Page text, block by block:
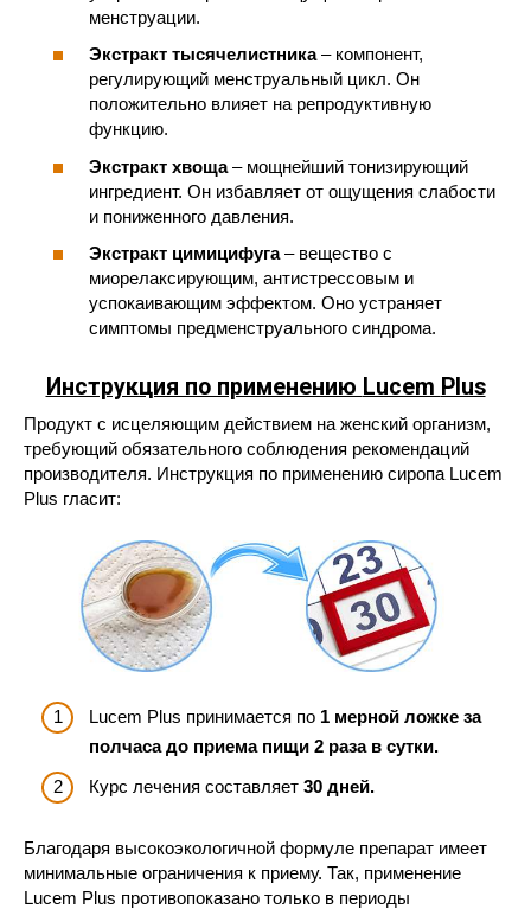
менструации.
Экстракт тысячелистника– компонент,
регулирующий менструальный цикл. Он
положительно влияет на репродуктивную
функцию.
Экстракт хвоща– мощнейший тонизирующий
ингредиент. Он избавляет от ощущения слабости
и пониженного давления.
Экстракт цимицифуга– вещество с
миорелаксирующим, антистрессовым и
успокаивающим эффектом. Оно устраняет
симптомы предменструального синдрома.
Инструкция по применению Lucem Plus
Продукт с исцеляющим действием на женский организм,
требующий обязательного соблюдения рекомендаций
производителя. Инструкция по применению сиропа Lucem
Plus гласит:
Lucem Plus принимается по 1 мерной ложке за
полчаса до приема пищи 2 раза в сутки.
Курс лечения составляет 30 дней.
Благодаря высокоэкологичной формуле препарат имеет
минимальные ограничения к приему. Так, применение
Lucem Plus противопоказано только в периоды